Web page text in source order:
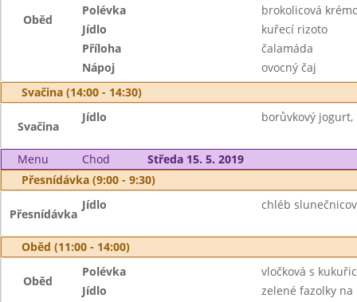
Oběd
Polévka
brokolicová
Jídlo
kuřecí rizoto
Příloha
čalamáda
Nápoj
ovocný čaj
Svačina (14:00 - 14:30)
Svačina
Jídlo borůvkový jogurt,
Menu Chod
Středa 15. 5. 2019
Přesnídávka (9:00 - 9:30)
Přesnídávka
Jídlo chléb
Oběd (11:00 - 14:00)
Oběd
Polévka
vločková s
Jídlo
zelené fazolky na